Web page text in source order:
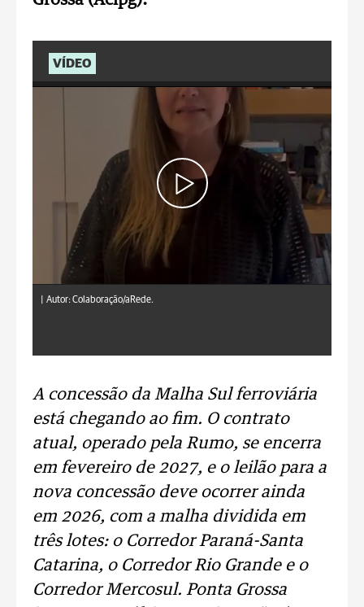
VÍDEO
Autor: Colaboração/aRede.
A concessão da Malha Sul ferroviária
está chegando ao fim. O contrato
atual, operado pela Rumo, se encerra
em fevereiro de 2027, e o leilão para a
nova concessão deve ocorrer ainda
em 2026, com a malha dividida em
três lotes: o Corredor Paraná-Santa
Catarina, o Corredor Rio Grande e o
Corredor Mercosul. Ponta Grossa